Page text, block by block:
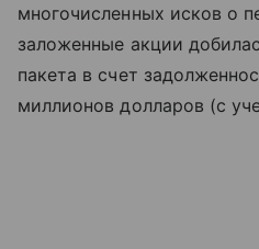
многочисленных исков о
заложенные акции
пакета в счет
миллионов долларов (с